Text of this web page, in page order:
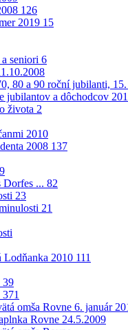
126
2019 15
seniori 6
80 a 90 roční jubilanti,
jubilantov a dôchodcov
života 2
2010
2008 137
Dorfes ... 82
23
21
Lodňanka 2010 111
39
371
omša Rovne 6. január
Rovne 24.5.2009